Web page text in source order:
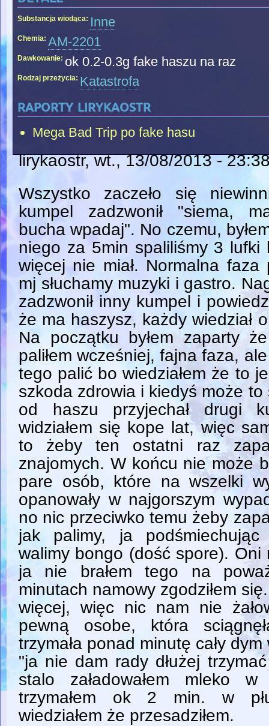
Substancja wiodąca: Inne
Chemia: AM-2201
Dawkowanie: ok 0.2-0.3g fake haszu na raz
Rodzaj przeżycia: Katastrofa
raporty lirykaostr
Mega Bad Trip po fake hasu
lirykaostr, wt., 13/08/2013 -
Wszystko zaczeło się
kumpel zadzwonił "siema,
bucha wpadaj". No czemu,
niego za 5min spaliliśmy 3 lufki
więcej nie miał. Normalna faza
mj słuchamy muzyki i gastro.
zadzwonił inny kumpel i
że ma haszysz, każdy wiedział
Na początku byłem zaparty
paliłem wcześniej, fajna faza,
tego palić bo wiedziałem że to
szkoda zdrowia i kiedyś może
od haszu przyjechał drugi
widziałem się kope lat, więc
to żeby ten ostatni raz
znajomych. W końcu nie może
pare osób, które na wszelki
opanowały w najgorszym
no nic przeciwko temu żeby
jak palimy, ja podśmiechując
walimy bongo (dość spore).
ja nie brałem tego na
minutach namowy zgodziłem
więcej, więc nic nam nie
pewną osobe, która
trzymała ponad minutę cały
"ja nie dam rady dłużej
stalo załadowałem mleko
trzymałem ok 2 min. w
wiedziałem że przesadziłem.